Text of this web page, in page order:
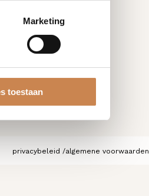
Marketing
toestaan
privacybeleid algemene voorwaarden